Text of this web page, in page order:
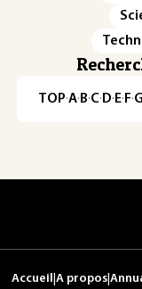
TOP·A·B·C· D· E· F·G
Accueil A propos